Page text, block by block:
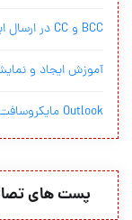
BCC و CC در ارسال ایمیل چیست؟...
آموزش ایجاد و
Outlook مایکروسافت با Drive گوگل سازگ...
پست های